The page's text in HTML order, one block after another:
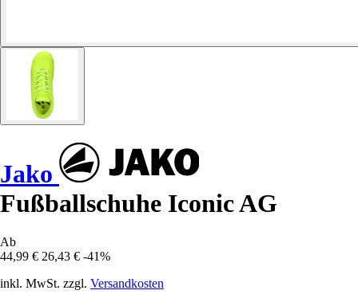
Jako
Fußballschuhe Iconic AG
Ab
44,99 € 26,43 € -41%
inkl. MwSt. zzgl. Versandkosten